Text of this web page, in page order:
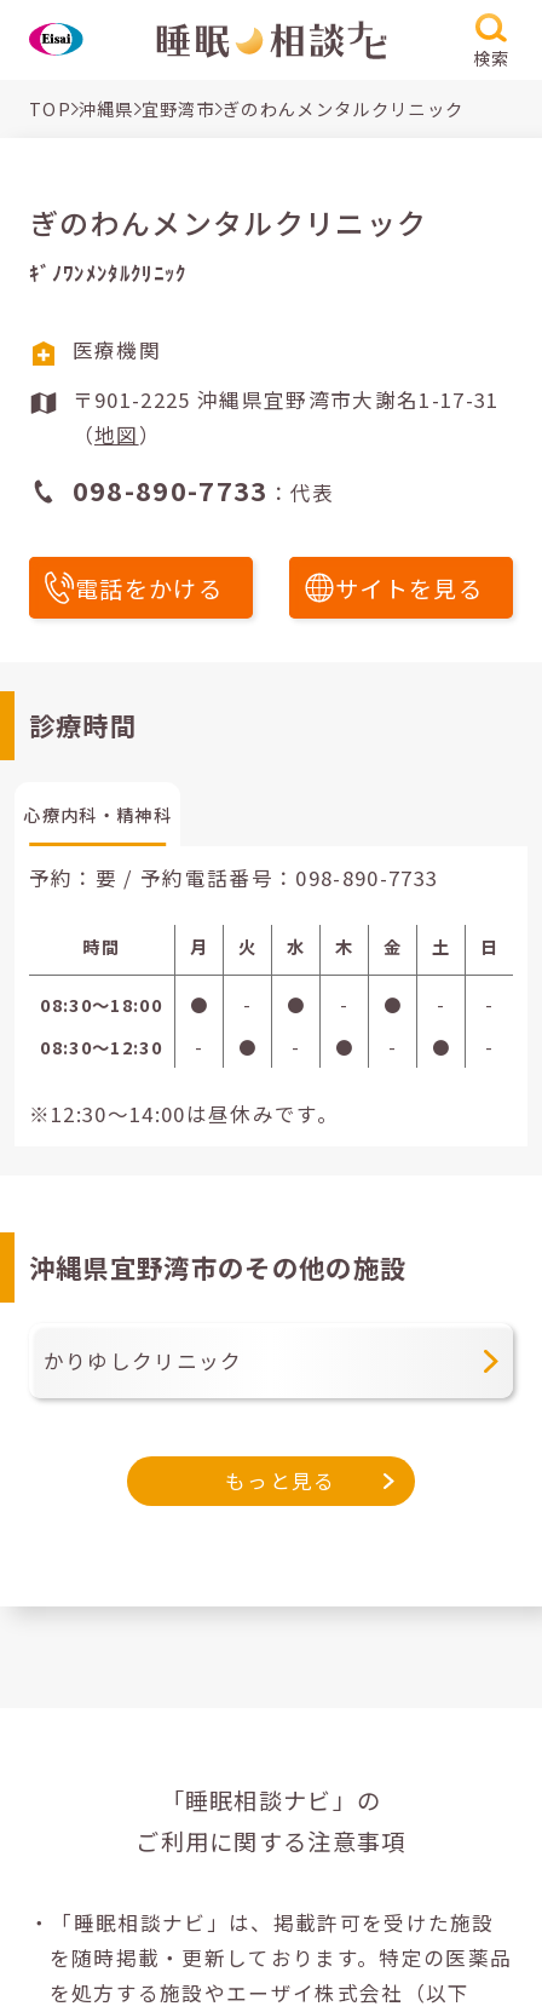
検索
TOP 沖縄県 宜野湾市 ぎのわんメンタルクリニック
ぎのわんメンタルクリニック
ｷﾞﾉﾜﾝﾒﾝﾀﾙｸﾘﾆｯｸ
医療機関
〒901-2225 沖縄県宜野湾市大謝名1-17-31
（地図）
098-890-7733 ：代表
電話をかける サイトを見る
診療時間
心療内科・精神科
予約：要 / 予約電話番号： 098-890-7733
時間 月 火 水 木 金 土 日
08:30〜18:00 ● - ● - ● -
-
08:30〜12:30
- ● - ● - ● -
※12:30～14:00は昼休みです。
沖縄県宜野湾市のその他の施設
かりゆしクリニック
もっと見る
「睡眠相談ナビ」の
ご利用に関する注意事項
・「睡眠相談ナビ」は、掲載許可を受けた施設
を随時掲載・更新しております。特定の医薬品
を処方する施設やエーザイ株式会社（以下